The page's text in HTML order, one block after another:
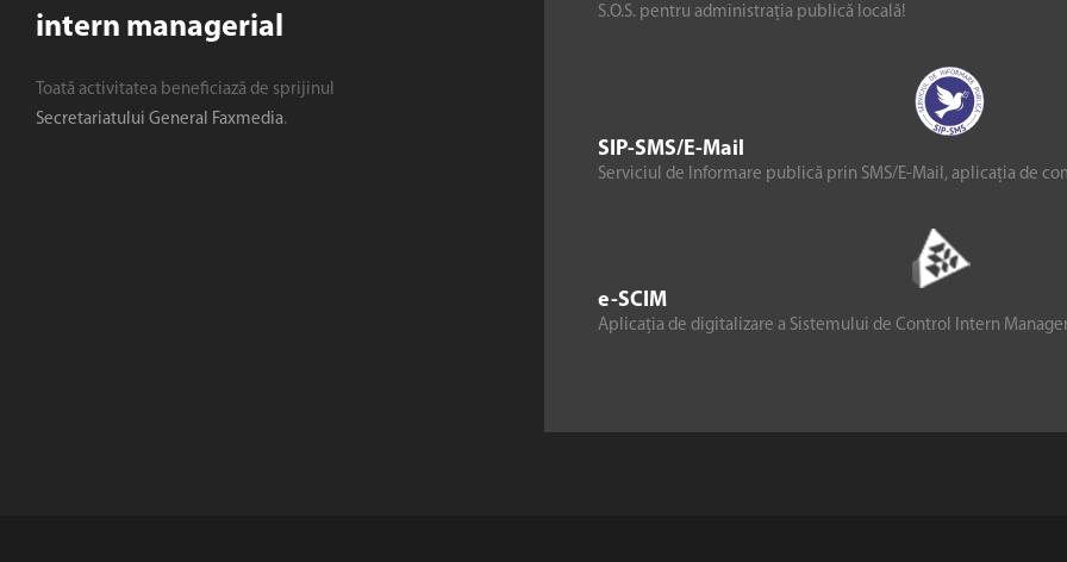
intern managerial
Toată activitatea beneficiază de sprijinul
Secretariatului General Faxmedia.
S.O.S. pentru administrația publică locală!
SIP-SMS/E-Mail
Serviciul de Informare publică prin SMS/E-Mail, aplicația de
e-SCIM
Aplicația de digitalizare a Sistemului de Control Intern